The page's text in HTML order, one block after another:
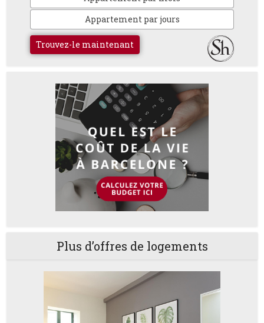
Appartement par jours
Trouvez-le maintenant
Plus d’offres de logements